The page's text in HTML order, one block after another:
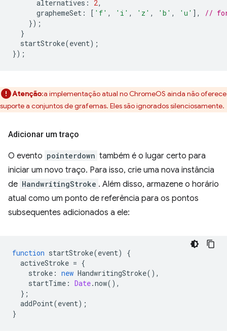
alternatives : 2,
graphemeSet : [ 'f' , 'i' , 'z' , 'b' , 'u' ],
//
});
}
startStroke(event);
});
Atenção:a implementação atual no ChromeOS ainda não oferece
suporte a conjuntos de grafemas. Eles são ignorados silenciosamente.
Adicionar um traço
O evento pointerdown também é o lugar certo para
iniciar um novo traço. Para isso, crie uma nova instância
de HandwritingStroke . Além disso, armazene o horário
atual como um ponto de referência para os pontos
subsequentes adicionados a ele:
function startStroke(event)
{
activeStroke = {
stroke : new HandwritingStroke(),
startTime : Date.now(),
};
addPoint(event);
}